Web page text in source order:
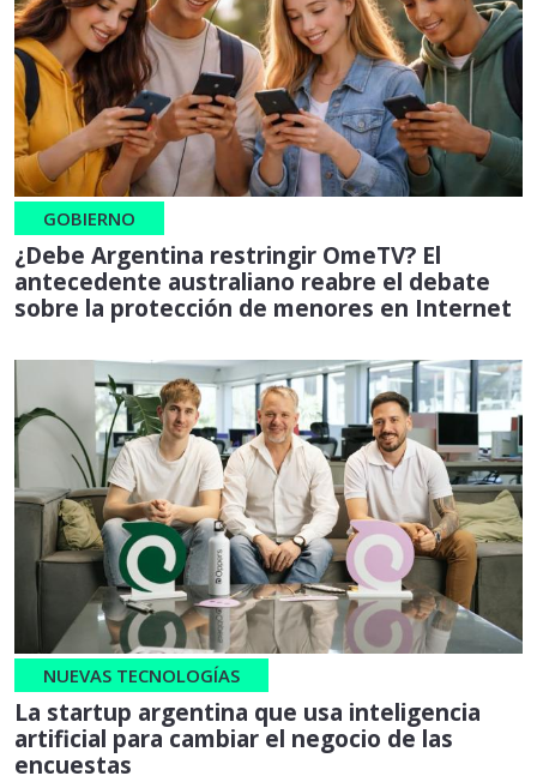
GOBIERNO
¿Debe Argentina restringir OmeTV? El
antecedente australiano reabre el debate
sobre la protección de menores en Internet
NUEVAS TECNOLOGÍAS
La startup argentina que usa inteligencia
artificial para cambiar el negocio de las
encuestas